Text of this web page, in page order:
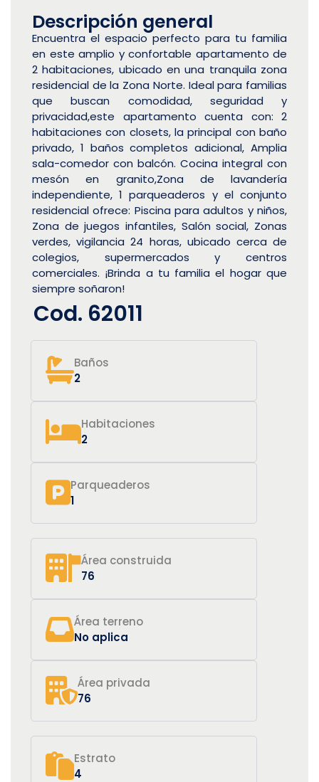
Descripción general
Encuentra el espacio perfecto para tu familia
en este amplio y confortable apartamento de
2 habitaciones, ubicado en una tranquila zona
residencial de la Zona Norte. Ideal para familias
que buscan comodidad, seguridad y
privacidad,este apartamento cuenta con: 2
habitaciones con closets, la principal con baño
privado, 1 baños completos adicional, Amplia
sala-comedor con balcón. Cocina integral con
mesón en granito,Zona de lavandería
independiente, 1 parqueaderos y el conjunto
residencial ofrece: Piscina para adultos y niños,
Zona de juegos infantiles, Salón social, Zonas
verdes, vigilancia 24 horas, ubicado cerca de
colegios, supermercados y centros
comerciales. ¡Brinda a tu familia el hogar que
siempre soñaron!
Cod. 62011
Baños
2
Habitaciones
2
Parqueaderos
1
Área construida
76
Área terreno
No aplica
Área privada
76
Estrato
4